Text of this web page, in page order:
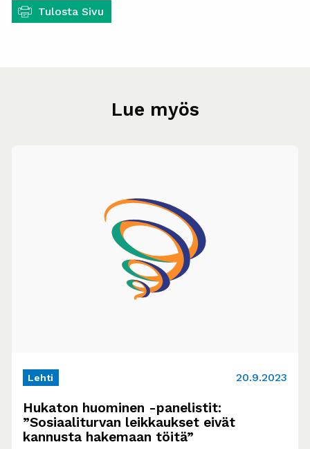
Tulosta Sivu
Lue myös
Lehti 20.9.2023
Hukaton huominen -panelistit:
”Sosiaaliturvan leikkaukset eivät
kannusta hakemaan töitä”